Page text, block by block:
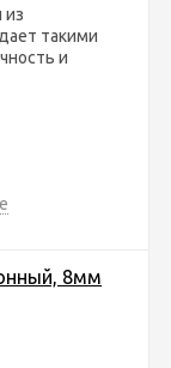
из
такими
и
8мм